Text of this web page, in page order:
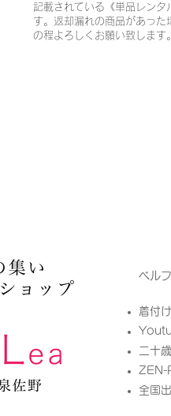
記載されている《単品レンタ
す。返却漏れの商品があっ
の程よろしくお願い致します。
ベル
着付
二十
ZEN-
全国